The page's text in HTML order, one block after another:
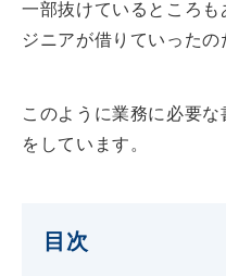
一部抜けているところ
ジニアが借りていったの
このように業務に必要
をしています。
目次